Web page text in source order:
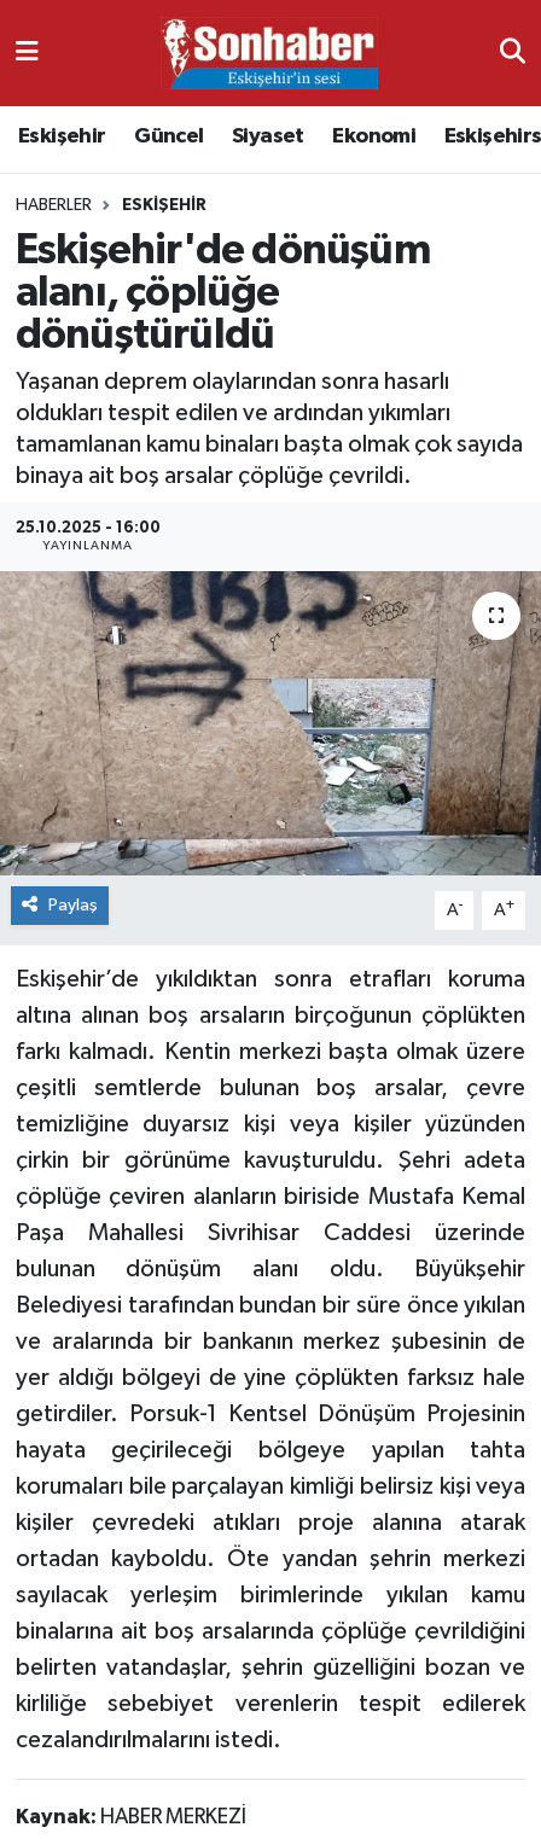
Eskişehir Güncel Siyaset Ekonomi
HABERLER ESKIŞEHIR
Eskişehir'de dönüşüm
alanı, çöplüğe
dönüştürüldü
Yaşanan deprem olaylarından sonra hasarlı
oldukları tespit edilen ve ardından yıkımları
tamamlanan kamu binaları başta olmak çok sayıda
binaya ait boş arsalar çöplüğe çevrildi.
25.10.2025 - 16:00
YAYINLANMA
Paylaş A- A+
Eskişehir’de yıkıldıktan sonra etrafları koruma
altına alınan boş arsaların birçoğunun çöplükten
farkı kalmadı. Kentin merkezi başta olmak üzere
çeşitli semtlerde bulunan boş arsalar, çevre
temizliğine duyarsız kişi veya kişiler yüzünden
çirkin bir görünüme kavuşturuldu. Şehri adeta
çöplüğe çeviren alanların biriside Mustafa Kemal
Paşa Mahallesi Sivrihisar Caddesi üzerinde
bulunan dönüşüm alanı oldu. Büyükşehir
Belediyesi tarafından bundan bir süre önce yıkılan
ve aralarında bir bankanın merkez şubesinin de
yer aldığı bölgeyi de yine çöplükten farksız hale
getirdiler. Porsuk-1 Kentsel Dönüşüm Projesinin
hayata geçirileceği bölgeye yapılan tahta
korumaları bile parçalayan kimliği belirsiz kişi veya
kişiler çevredeki atıkları proje alanına atarak
ortadan kayboldu. Öte yandan şehrin merkezi
sayılacak yerleşim birimlerinde yıkılan kamu
binalarına ait boş arsalarında çöplüğe çevrildiğini
belirten vatandaşlar, şehrin güzelliğini bozan ve
kirliliğe sebebiyet verenlerin tespit edilerek
cezalandırılmalarını istedi.
Kaynak: HABER MERKEZİ
Ekonomi
Güncel
Kültür & Sanat
Magazin
Sağlık
Siyaset
Spor
Nöbetçi Eczaneler
Namaz Vakitleri
Trafik Durumu
Süper Lig Puan Durumu ve Fikstür
Tüm Manşetler
Haber Arşivi